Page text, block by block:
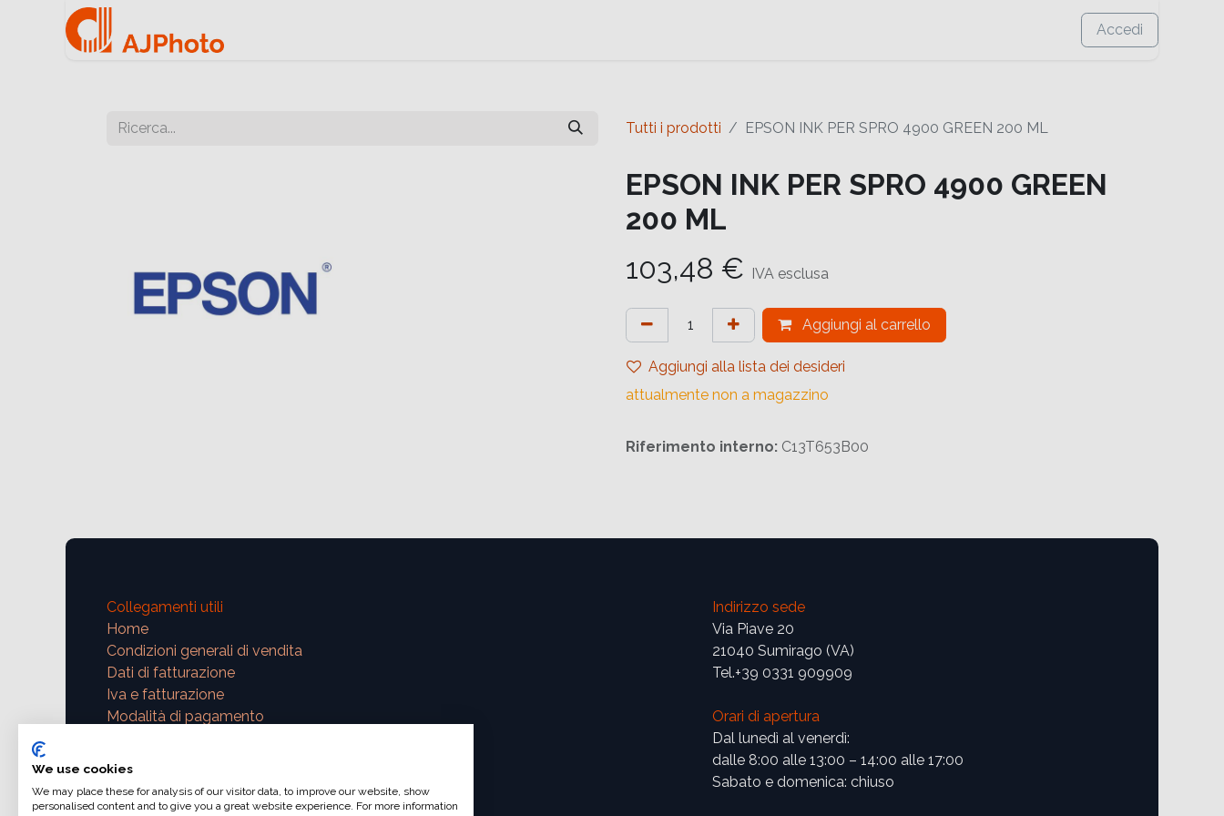
Accedi
Tutti i prodotti EPSON INK PER SPRO 4900 GREEN 200 ML
EPSON INK PER SPRO 4900 GREEN
200 ML
103,48 € IVA esclusa
Aggiungi al carrello
Aggiungi alla lista dei desideri
attualmente non a magazzino
Riferimento interno: C13T653B00
Collegamenti utili
Home
Condizioni generali di vendita
Dati di fatturazione
Iva e fatturazione
Modalità di pagamento
support@ajphoto.eu
Indirizzo sede
Via Piave 20
21040 Sumirago (VA)
Tel.+39 0331 909909
Orari di apertura
Dal lunedì al venerdì:
dalle 8:00 alle 13:00 – 14:00 alle 17:00
Sabato e domenica: chiuso
We use cookies
We may place these for analysis of our visitor data, to improve our website, show
personalised content and to give you a great website experience. For more information